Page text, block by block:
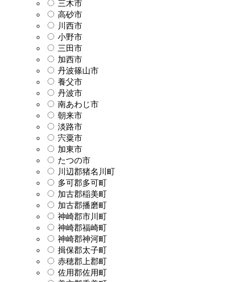
三木市
高砂市
川西市
小野市
三田市
加西市
丹波篠山市
養父市
丹波市
南あわじ市
朝来市
淡路市
宍粟市
加東市
たつの市
川辺郡猪名川町
多可郡多可町
加古郡稲美町
加古郡播磨町
神崎郡市川町
神崎郡福崎町
神崎郡神河町
揖保郡太子町
赤穂郡上郡町
佐用郡佐用町